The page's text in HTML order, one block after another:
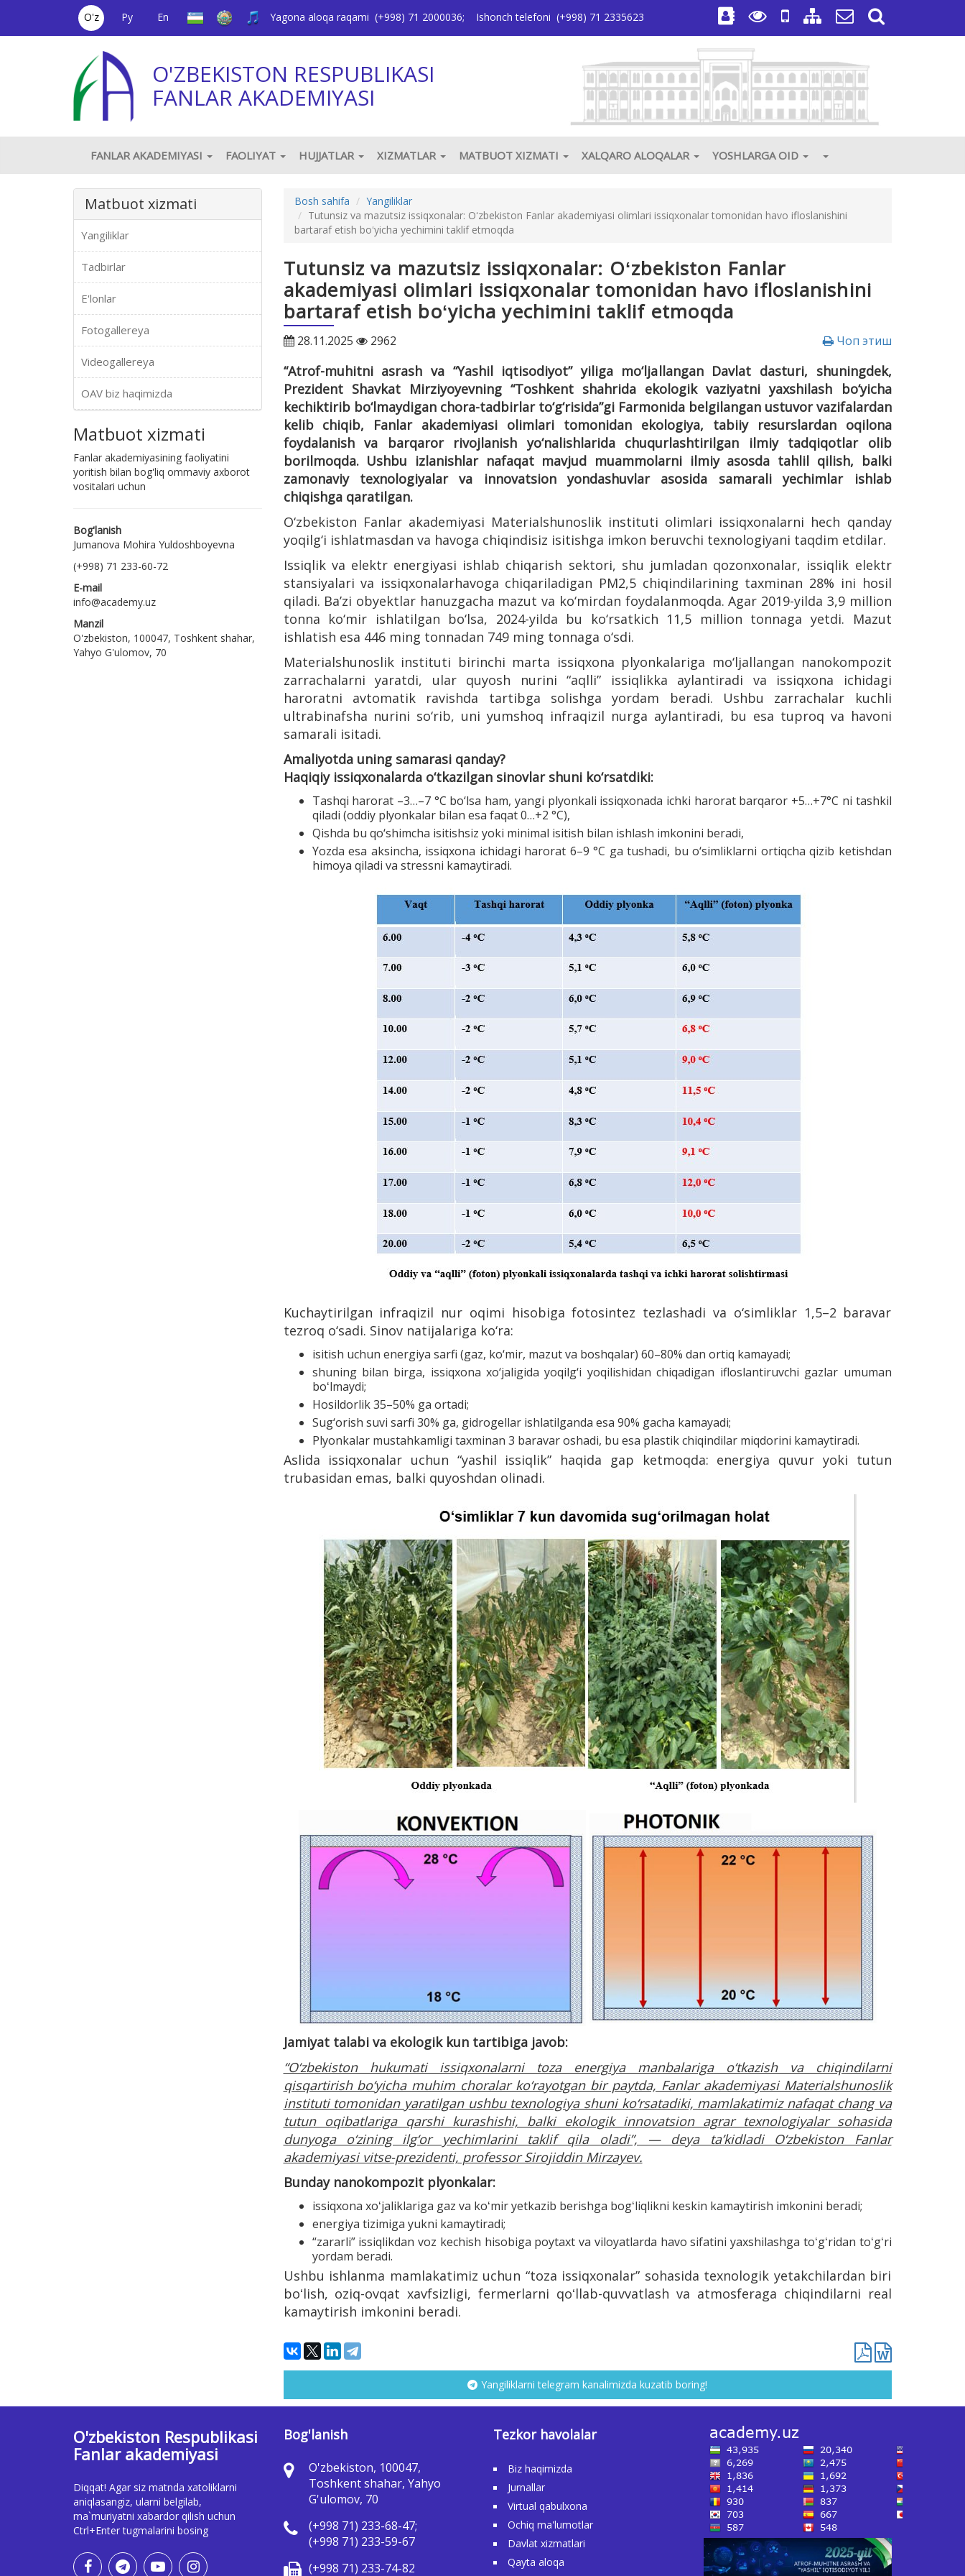
O'z Ру En Yagona aloqa raqami (+998) 71 2000036; Ishonch telefoni (+998) 71 2335623
O'ZBEKISTON RESPUBLIKASI
FANLAR AKADEMIYASI
FANLAR AKADEMIYASI FAOLIYAT HUJJATLAR XIZMATLAR MATBUOT XIZMATI XALQARO ALOQALAR YOSHLARGA OID
Matbuot xizmati
Yangiliklar
Tadbirlar
E'lonlar
Fotogallereya
Videogallereya
OAV biz haqimizda
Matbuot xizmati
Fanlar akademiyasining faoliyatini
yoritish bilan bog'liq ommaviy axborot
vositalari uchun
Bog'lanish
Jumanova Mohira Yuldoshboyevna
(+998) 71 233-60-72
E-mail
info@academy.uz
Manzil
O'zbekiston, 100047, Toshkent shahar,
Yahyo G'ulomov, 70
Bosh sahifa
Yangiliklar
Tutunsiz va mazutsiz issiqxonalar: Oʻzbekiston Fanlar akademiyasi olimlari issiqxonalar tomonidan havo ifloslanishini
bartaraf etish boʻyicha yechimini taklif etmoqda
Tutunsiz va mazutsiz issiqxonalar: Oʻzbekiston Fanlar
akademiyasi olimlari issiqxonalar tomonidan havo ifloslanishini
bartaraf etish boʻyicha yechimini taklif etmoqda
28.11.2025 2962 Чоп этиш
“Atrof-muhitni asrash va “Yashil iqtisodiyot” yiliga mo‘ljallangan Davlat dasturi, shuningdek,
Prezident Shavkat Mirziyoyevning “Toshkent shahrida ekologik vaziyatni yaxshilash bo‘yicha
kechiktirib bo‘lmaydigan chora-tadbirlar to‘g‘risida”gi Farmonida belgilangan ustuvor vazifalardan
kelib chiqib, Fanlar akademiyasi olimlari tomonidan ekologiya, tabiiy resurslardan oqilona
foydalanish va barqaror rivojlanish yo‘nalishlarida chuqurlashtirilgan ilmiy tadqiqotlar olib
borilmoqda. Ushbu izlanishlar nafaqat mavjud muammolarni ilmiy asosda tahlil qilish, balki
zamonaviy texnologiyalar va innovatsion yondashuvlar asosida samarali yechimlar ishlab
chiqishga qaratilgan.
O‘zbekiston Fanlar akademiyasi Materialshunoslik instituti olimlari issiqxonalarni hech qanday
yoqilg‘i ishlatmasdan va havoga chiqindisiz isitishga imkon beruvchi texnologiyani taqdim etdilar.
Issiqlik va elektr energiyasi ishlab chiqarish sektori, shu jumladan qozonxonalar, issiqlik elektr
stansiyalari va issiqxonalarhavoga chiqariladigan PM2,5 chiqindilarining taxminan 28% ini hosil
qiladi. Ba’zi obyektlar hanuzgacha mazut va ko‘mirdan foydalanmoqda. Agar 2019-yilda 3,9 million
tonna ko‘mir ishlatilgan bo‘lsa, 2024-yilda bu ko‘rsatkich 11,5 million tonnaga yetdi. Mazut
ishlatish esa 446 ming tonnadan 749 ming tonnaga o‘sdi.
Materialshunoslik instituti birinchi marta issiqxona plyonkalariga mo‘ljallangan nanokompozit
zarrachalarni yaratdi, ular quyosh nurini “aqlli” issiqlikka aylantiradi va issiqxona ichidagi
haroratni avtomatik ravishda tartibga solishga yordam beradi. Ushbu zarrachalar kuchli
ultrabinafsha nurini so‘rib, uni yumshoq infraqizil nurga aylantiradi, bu esa tuproq va havoni
samarali isitadi.
Amaliyotda uning samarasi qanday?
Haqiqiy issiqxonalarda o‘tkazilgan sinovlar shuni ko‘rsatdiki:
Tashqi harorat –3…–7 °C bo‘lsa ham, yangi plyonkali issiqxonada ichki harorat barqaror +5…+7°C ni tashkil
qiladi (oddiy plyonkalar bilan esa faqat 0…+2 °C),
Qishda bu qo‘shimcha isitishsiz yoki minimal isitish bilan ishlash imkonini beradi,
Yozda esa aksincha, issiqxona ichidagi harorat 6–9 °C ga tushadi, bu o‘simliklarni ortiqcha qizib ketishdan
himoya qiladi va stressni kamaytiradi.
Kuchaytirilgan infraqizil nur oqimi hisobiga fotosintez tezlashadi va o‘simliklar 1,5–2 baravar
tezroq o‘sadi. Sinov natijalariga ko‘ra:
isitish uchun energiya sarfi (gaz, ko‘mir, mazut va boshqalar) 60–80% dan ortiq kamayadi;
shuning bilan birga, issiqxona xo‘jaligida yoqilg‘i yoqilishidan chiqadigan ifloslantiruvchi gazlar umuman
boʻlmaydi;
Hosildorlik 35–50% ga ortadi;
Sug‘orish suvi sarfi 30% ga, gidrogellar ishlatilganda esa 90% gacha kamayadi;
Plyonkalar mustahkamligi taxminan 3 baravar oshadi, bu esa plastik chiqindilar miqdorini kamaytiradi.
Aslida issiqxonalar uchun “yashil issiqlik” haqida gap ketmoqda: energiya quvur yoki tutun
trubasidan emas, balki quyoshdan olinadi.
Jamiyat talabi va ekologik kun tartibiga javob:
“O‘zbekiston hukumati issiqxonalarni toza energiya manbalariga o‘tkazish va chiqindilarni
qisqartirish bo‘yicha muhim choralar ko‘rayotgan bir paytda, Fanlar akademiyasi Materialshunoslik
instituti tomonidan yaratilgan ushbu texnologiya shuni ko‘rsatadiki, mamlakatimiz nafaqat chang va
tutun oqibatlariga qarshi kurashishi, balki ekologik innovatsion agrar texnologiyalar sohasida
dunyoga o‘zining ilg‘or yechimlarini taklif qila oladi”, — deya ta’kidladi O‘zbekiston Fanlar
akademiyasi vitse-prezidenti, professor Sirojiddin Mirzayev.
Bunday nanokompozit plyonkalar:
issiqxona xoʻjaliklariga gaz va koʻmir yetkazib berishga bogʻliqlikni keskin kamaytirish imkonini beradi;
energiya tizimiga yukni kamaytiradi;
“zararli” issiqlikdan voz kechish hisobiga poytaxt va viloyatlarda havo sifatini yaxshilashga toʻgʻridan toʻgʻri
yordam beradi.
Ushbu ishlanma mamlakatimiz uchun “toza issiqxonalar” sohasida texnologik yetakchilardan biri
boʻlish, oziq-ovqat xavfsizligi, fermerlarni qoʻllab-quvvatlash va atmosferaga chiqindilarni real
kamaytirish imkonini beradi.
Yangiliklarni telegram kanalimizda kuzatib boring!
O'zbekiston Respublikasi
Fanlar akademiyasi
Diqqat! Agar siz matnda xatoliklarni
aniqlasangiz, ularni belgilab,
ma`muriyatni xabardor qilish uchun
Ctrl+Enter tugmalarini bosing
Bog'lanish
O'zbekiston, 100047,
Toshkent shahar, Yahyo
G'ulomov, 70
(+998 71) 233-68-47;
(+998 71) 233-59-67
(+998 71) 233-74-82
Tezkor havolalar
Biz haqimizda
Jurnallar
Virtual qabulxona
Ochiq ma'lumotlar
Davlat xizmatlari
Qayta aloqa